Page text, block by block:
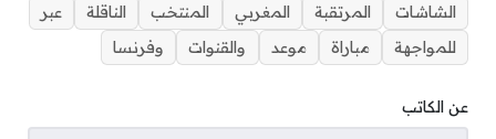
الشاشات
المرتقبة المغربي المنتخب الناقلة
عبر
للمواجهة
مباراة موعد والقنوات وفرنسا
عن الكاتب